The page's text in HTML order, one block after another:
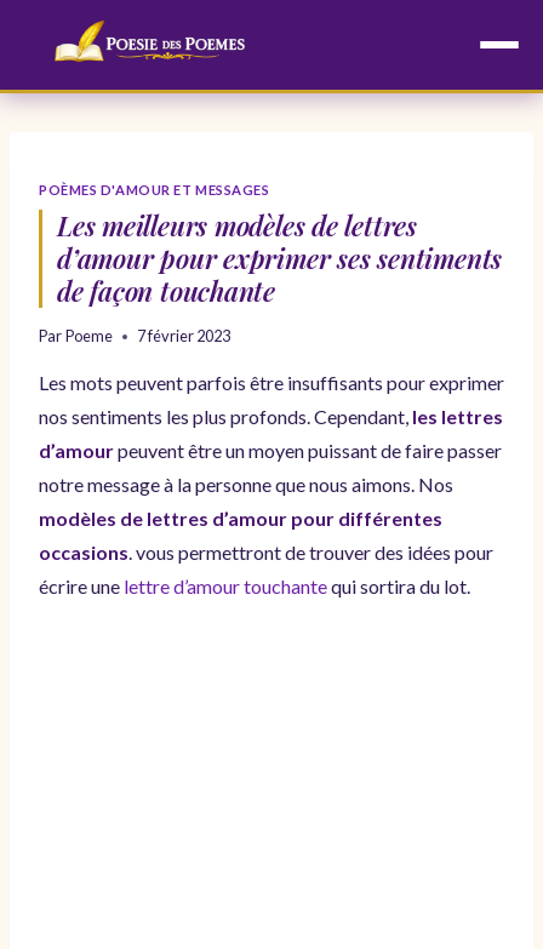
POÈMES D'AMOUR ET MESSAGES
Les meilleurs modèles de lettres
d’amour pour exprimer ses sentiments
de façon touchante
ParPoeme 7 février 2023
Les mots peuvent parfois être insuffisants pour exprimer
nos sentiments les plus profonds. Cependant, les lettres
d’amourpeuvent être un moyen puissant de faire passer
notre message à la personne que nous aimons. Nos
modèles de lettres d’amour pour différentes
occasions. vous permettront de trouver des idées pour
écrire une lettre d’amour touchantequi sortira du lot.